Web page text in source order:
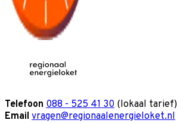
Telefoon 088 - 525 41 30 (lokaal tarief)
Email vragen@regionaalenergieloket.nl